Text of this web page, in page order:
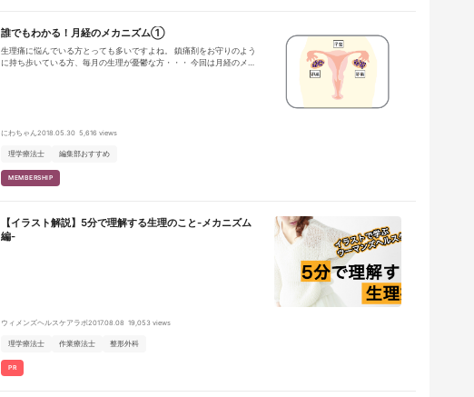
誰でもわかる！月経のメカニズム①
生理痛に悩んでいる方とっても多いですよね。 鎮痛剤をお守りのよう
に持ち歩いている方、毎月の生理が憂鬱な方・・・ 今回は月経のメカ
にわちゃん2018.05.30 5,616 views
理学療法士 編集部おすすめ
MEMBERSHIP
【イラスト解説】5分で理解する生理のこと-メカニズム
編-
ウィメンズヘルスケアラボ2017.08.08 19,053 views
理学療法士 作業療法士 整形外科
PR